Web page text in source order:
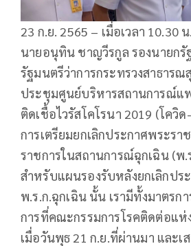
23 ก.ย. 2565 – เมื่อเวลา 10.30
นายอนุทิน ชาญวีรกูล รองนายกรั
รัฐมนตรีว่าการกระทรวงสาธารณ
ประชุมศูนย์บริหารสถานการณ์แ
ติดเชื้อไวรัสโคโรนา 2019 (โควิ
การเตรียมยกเลิกประกาศพระร
ราชการในสถานการณ์ฉุกเฉิน (พ.
สำหรับแผนรองรับหลังยกเลิกปร
พ.ร.ก.ฉุกเฉิน นั้น เรามีทั้งมาตร
การที่คณะกรรมการโรคติดต่อแ
เมื่อวันพุธ 21 ก.ย.ที่ผ่านมา และ